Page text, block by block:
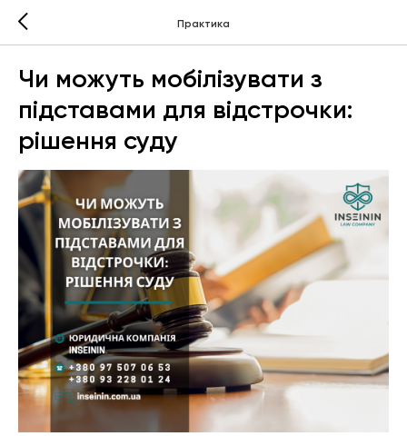
Практика
Чи можуть мобілізувати з
підставами для відстрочки:
рішення суду